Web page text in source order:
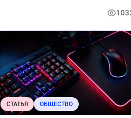
СТАТЬЯ ОБЩЕСТВО